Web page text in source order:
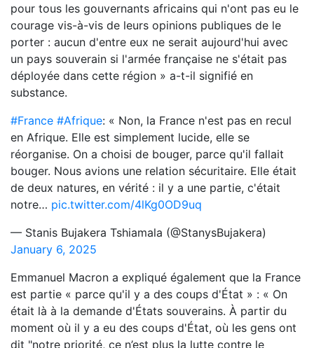
pour tous les gouvernants africains qui n'ont pas eu le
courage vis-à-vis de leurs opinions publiques de le
porter : aucun d'entre eux ne serait aujourd'hui avec
un pays souverain si l'armée française ne s'était pas
déployée dans cette région » a-t-il signifié en
substance.
#France #Afrique: « Non, la France n'est pas en recul
en Afrique. Elle est simplement lucide, elle se
réorganise. On a choisi de bouger, parce qu'il fallait
bouger. Nous avions une relation sécuritaire. Elle était
de deux natures, en vérité : il y a une partie, c'était
notre… pic.twitter.com/4lKg0OD9uq
— Stanis Bujakera Tshiamala (@StanysBujakera)
January 6, 2025
Emmanuel Macron a expliqué également que la France
est partie « parce qu'il y a des coups d'État » : « On
était là à la demande d'États souverains. À partir du
moment où il y a eu des coups d'État, où les gens ont
dit "notre priorité, ce n’est plus la lutte contre le